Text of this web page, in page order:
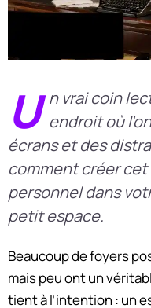
U n vrai coin
endroit où
écrans et des
comment créer
personnel dans
petit espace.
Beaucoup de foyers
mais peu ont un
tient à l’intention : un